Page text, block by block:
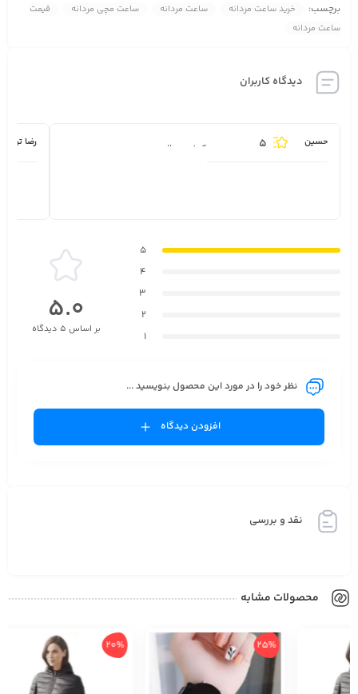
برچسب: خرید ساعت مردانه ساعت مردانه ساعت مچی مردانه
قیمت
ساعت مردانه
دیدگاه کاربران
حسین 5 کیفیت عالی. رضا توکلی
5
4
3
2
1
5.0
بر اساس 5 دیدگاه
نظر خود را در مورد این محصول بنویسید ...
افزودن دیدگاه
نقد و بررسی
محصولات مشابه
25%
20%